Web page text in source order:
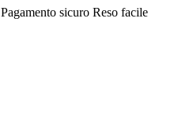
Pagamento sicuro Reso facile